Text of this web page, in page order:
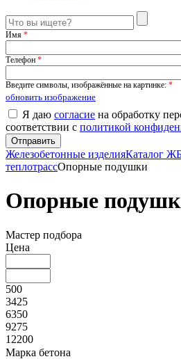
Имя *
Телефон *
Введите символы, изображённые на картинке: *
обновить изображение
Я даю согласие на обработку
соответствии с политикой
Железобетонные изделияКаталог
теплотрассОпорные подушки
Опорные
Мастер подбора
Цена
500
3425
6350
9275
12200
Марка бетона